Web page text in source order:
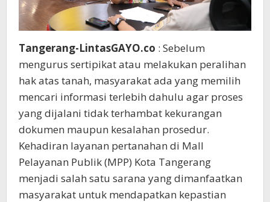
Tangerang-LintasGAYO.co : Sebelum
mengurus sertipikat atau melakukan peralihan
hak atas tanah, masyarakat ada yang memilih
mencari informasi terlebih dahulu agar proses
yang dijalani tidak terhambat kekurangan
dokumen maupun kesalahan prosedur.
Kehadiran layanan pertanahan di Mall
Pelayanan Publik (MPP) Kota Tangerang
menjadi salah satu sarana yang dimanfaatkan
masyarakat untuk mendapatkan kepastian